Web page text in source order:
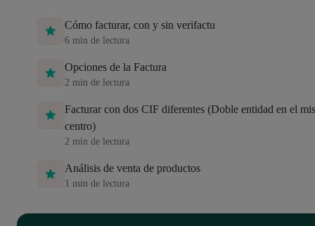
Cómo facturar, con y sin verifactu
6 min de lectura
Opciones de la Factura
2 min de lectura
Facturar con dos CIF diferentes (Doble entidad en el
centro)
2 min de lectura
Análisis de venta de productos
1 min de lectura